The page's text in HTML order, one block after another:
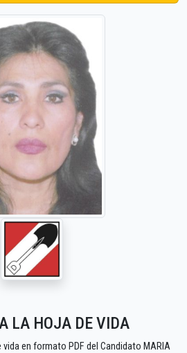
LA HOJA DE VIDA
vida en formato PDF del Candidato MARIA